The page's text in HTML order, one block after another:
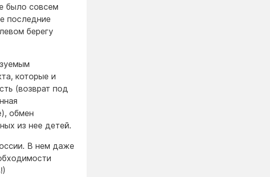
было совсем
последние
берегу
которые и
(возврат под
обмен
из нее детей.
В нем даже